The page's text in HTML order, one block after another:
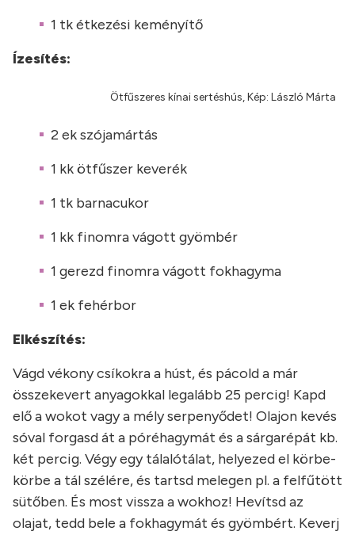
1 tk étkezési keményítő
Ízesítés:
Ötfűszeres kínai sertéshús, Kép: László Márta
2 ek szójamártás
1 kk ötfűszer keverék
1 tk barnacukor
1 kk finomra vágott gyömbér
1 gerezd finomra vágott fokhagyma
1 ek fehérbor
Elkészítés:
Vágd vékony csíkokra a húst, és pácold a már
összekevert anyagokkal legalább 25 percig! Kapd
elő a wokot vagy a mély serpenyődet! Olajon kevés
sóval forgasd át a póréhagymát és a sárgarépát kb.
két percig. Végy egy tálalótálat, helyezed el körbe-
körbe a tál szélére, és tartsd melegen pl. a felfűtött
sütőben. És most vissza a wokhoz! Hevítsd az
olajat, tedd bele a fokhagymát és gyömbért. Keverj